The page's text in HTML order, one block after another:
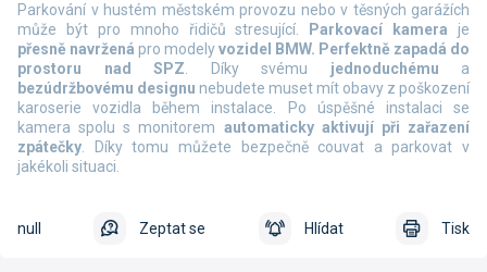
Parkování v hustém městském provozu nebo v těsných garážích
může být pro mnoho řidičů stresující.
Parkovací kamera je
přesně navržená pro modelyvozidel BMW. Perfektně zapadá do
prostoru nad SPZ. Díky svému jednoduchému a
bezúdržbovému designu nebudete muset mít obavy z poškození
karoserie vozidla během instalace. Po úspěšné instalaci se
kamera spolu s monitorem automaticky aktivují při zařazení
zpátečky. Díky tomu můžete bezpečně couvat a parkovat v
jakékoli situaci.
Tisk
Zeptat se Hlídat
null